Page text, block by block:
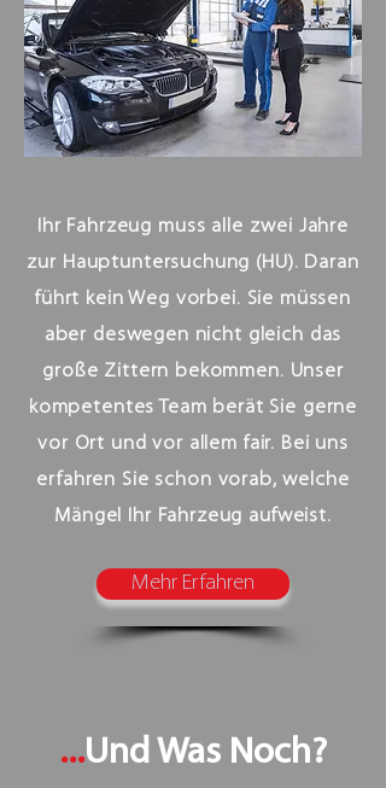
Ihr Fahrzeug muss alle zwei Jahre
zur Hauptuntersuchung (HU). Daran
führt kein Weg vorbei. Sie müssen
aber deswegen nicht gleich das
große Zittern bekommen. Unser
kompetentes Team berät Sie gerne
vor Ort und vor allem fair. Bei uns
erfahren Sie schon vorab, welche
Mängel Ihr Fahrzeug aufweist.
Mehr Erfahren
...Und Was Noch?